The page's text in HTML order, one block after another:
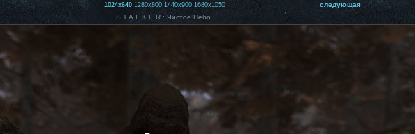
1024x640 1280x800 1440x900 1680x1050
следующая
S.T.A.L.K.E.R.: Чистое Небо